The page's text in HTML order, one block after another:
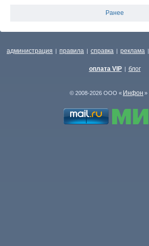
Ранее
администрация | правила | справка | реклама |
оплата VIP | блог
© 2008-2026 ООО « Инфон »